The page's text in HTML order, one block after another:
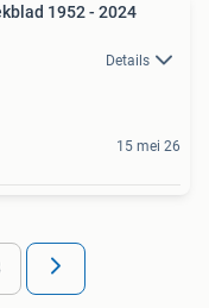
1952 - 2024
Details
15 mei 26